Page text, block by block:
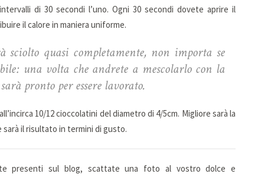
di 30 secondi l’uno. Ogni 30 secondi dovete aprire il
il calore in maniera uniforme.
quasi completamente, non importa se
una volta che andrete a mescolarlo con la
pronto per essere lavorato.
10/12 cioccolatini del diametro di 4/5cm. Migliore sarà la
il risultato in termini di gusto.
presenti sul blog, scattate una foto al vostro dolce e